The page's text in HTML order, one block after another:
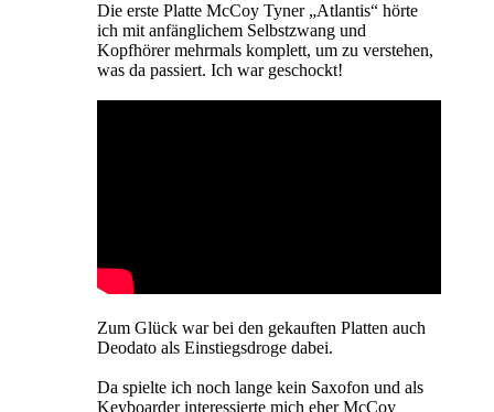
Die erste Platte McCoy Tyner „Atlantis“ hörte
ich mit anfänglichem Selbstzwang und
Kopfhörer mehrmals komplett, um zu verstehen,
was da passiert. Ich war geschockt!
Zum Glück war bei den gekauften Platten auch
Deodato als Einstiegsdroge dabei.
Da spielte ich noch lange kein Saxofon und als
Keyboarder interessierte mich eher McCoy